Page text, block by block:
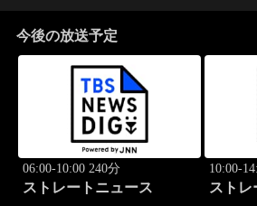
今後の放送予定
06:00-10:00 240分
ストレートニュース
10:00-
ストレ